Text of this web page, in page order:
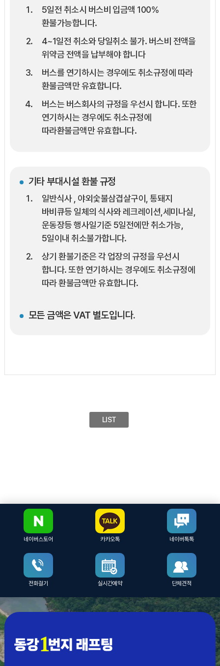
5일전 취소시 버스비 입금액 100%
환불가능합니다.
4~1일전 취소와 당일취소 불가. 버스비 전액을
위약금 전액을 납부해야 합니다
버스를 연기하시는 경우에도 취소규정에 따라
환불금액만 유효합니다.
버스는 버스회사의 규정을 우선시 합니다. 또한
연기하시는 경우에도 취소규정에
따라환불금액만 유효합니다.
기타 부대시설 환불 규정
일반식사 , 야외숯불삼겹살구이, 통돼지
바비큐등 일체의 식사와 레크레이션,세미나실,
운동장등 행사일기준 5일전에만 취소가능,
5일이내 취소불가합니다.
상기 환불기준은 각 업장의 규정을 우선시
합니다. 또한 연기하시는 경우에도 취소규정에
따라 환불금액만 유효합니다.
모든 금액은 VAT 별도입니다.
LIST
네이버스토어 카카오톡 네이버톡톡
전화걸기 실시간예약 단체견적